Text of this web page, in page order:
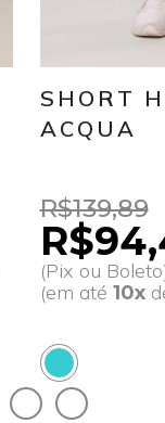
SHORT
ACQUA
R$139,89
(Pix ou
(em até 10x